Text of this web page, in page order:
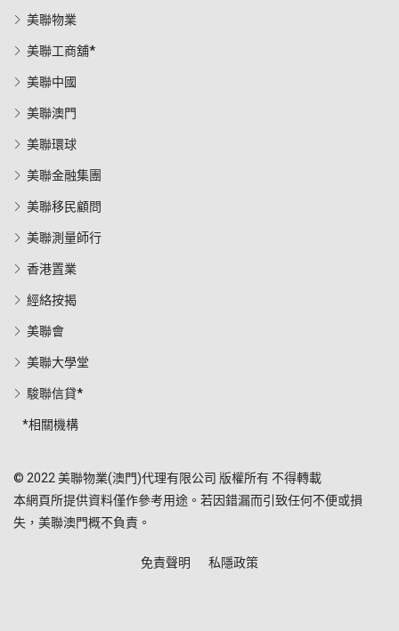
美聯物業
美聯工商舖*
美聯中國
美聯澳門
美聯環球
美聯金融集團
美聯移民顧問
美聯測量師行
香港置業
經絡按揭
美聯會
美聯大學堂
駿聯信貸*
*相關機構
© 2022 美聯物業(澳門)代理有限公司 版權所有 不得轉載
本網頁所提供資料僅作參考用途。若因錯漏而引致任何不便或損
失，美聯澳門概不負責。
免責聲明 私隱政策